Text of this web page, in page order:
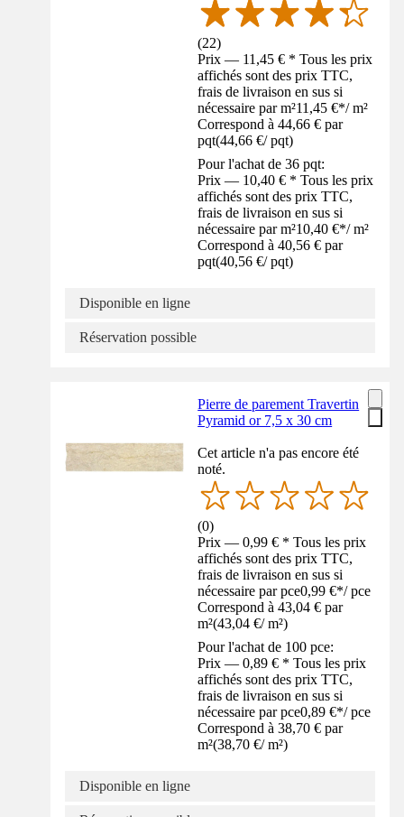
(22)
Prix — 11,45 € * Tous les prix
affichés sont des prix TTC,
frais de livraison en sus si
nécessaire par m²11,45 €*/ m²
Correspond à 44,66 € par
pqt(44,66 €/ pqt)
Pour l'achat de 36 pqt:
Prix — 10,40 € * Tous les prix
affichés sont des prix TTC,
frais de livraison en sus si
nécessaire par m²10,40 €*/ m²
Correspond à 40,56 € par
pqt(40,56 €/ pqt)
Disponible en ligne
Réservation possible
Pierre de parement Travertin
Pyramid or 7,5 x 30 cm
Cet article n'a pas encore été
noté.
(0)
Prix — 0,99 € * Tous les prix
affichés sont des prix TTC,
frais de livraison en sus si
nécessaire par pce0,99 €*/ pce
Correspond à 43,04 € par
m²(43,04 €/ m²)
Pour l'achat de 100 pce:
Prix — 0,89 € * Tous les prix
affichés sont des prix TTC,
frais de livraison en sus si
nécessaire par pce0,89 €*/ pce
Correspond à 38,70 € par
m²(38,70 €/ m²)
Disponible en ligne